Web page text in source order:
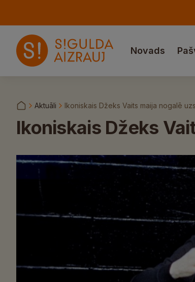
Novads
Aktuāli Ikoniskais Džeks Vaits maija nogalē
Ikoniskais Džeks